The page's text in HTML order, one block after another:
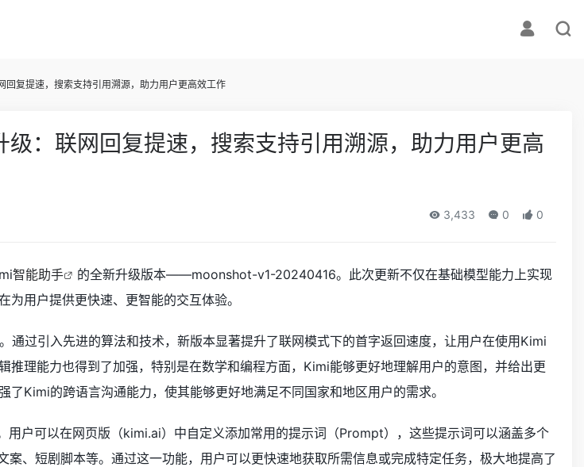
回复提速，搜索支持引用溯源，助力用户更高效工作
：联网回复提速，搜索支持引用溯源，助力用户更高
3,433 0 0
智能助手
的全新升级版本——moonshot-v1-20240416。此次更新不仅在基础模型能力上实现
用户提供更快速、更智能的交互体验。
通过引入先进的算法和技术，新版本显著提升了联网模式下的首字返回速度，让用户在使用Kimi
推理能力也得到了加强，特别是在数学和编程方面，Kimi能够更好地理解用户的意图，并给出更
Kimi的跨语言沟通能力，使其能够更好地满足不同国家和地区用户的需求。
用户可以在网页版（kimi.ai）中自定义添加常用的提示词（Prompt），这些提示词可以涵盖多个
、短剧脚本等。通过这一功能，用户可以更快速地获取所需信息或完成特定任务，极大地提高了